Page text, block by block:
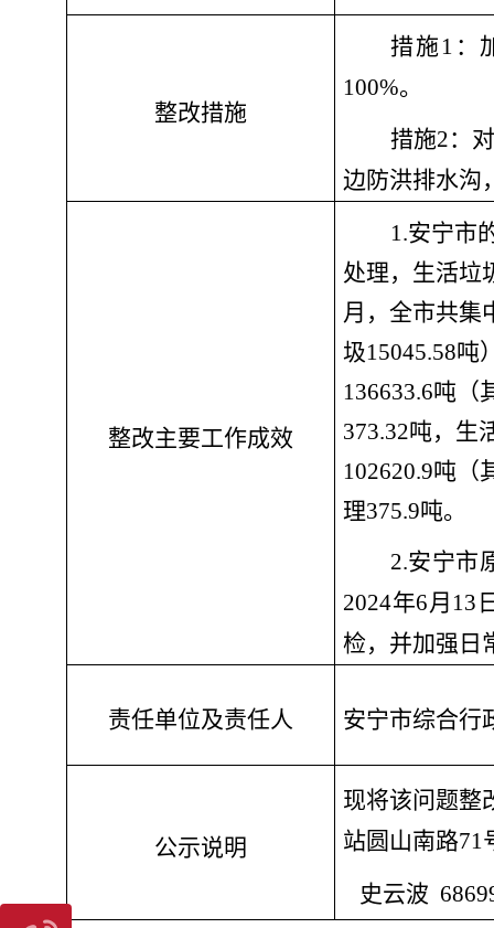
整改措施
措施1：
100%。
措施2：
边防洪排水沟
整改主要工作成效
1.安宁市
处理，生活垃
月，全市共集
圾15045.58吨
136633.6吨（
373.32吨，生
102620.9吨（
理375.9吨。
2.安宁市
2024年6月 13
检，并加强日
责任单位及责任人 安宁市综合行
公示说明
现将该问题整
站圆山南路71
史云波